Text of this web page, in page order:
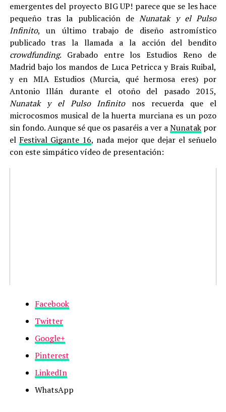
emergentes del proyecto BIG UP! parece que se les hace
pequeño tras la publicación deNunatak y el Pulso
Infinito, un último trabajo de diseño astromístico
publicado tras la llamada a la acción del bendito
crowdfunding. Grabado entre los Estudios Reno de
Madrid bajo los mandos de Luca Petricca y Brais Ruibal,
y en MIA Estudios (Murcia, qué hermosa eres) por
Antonio Illán durante el otoño del pasado 2015,
Nunatak y el Pulso Infinitonos recuerda que el
microcosmos musical de la huerta murciana es un pozo
sin fondo. Aunque sé que os pasaréis a ver aNunatak por
el Festival Gigante 16, nada mejor que dejar el señuelo
con este simpático vídeo de presentación:
Facebook
Twitter
Google+
Pinterest
LinkedIn
WhatsApp